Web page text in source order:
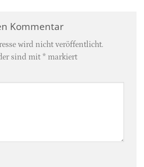
Kommentar
wird nicht veröffentlicht.
sind mit* markiert